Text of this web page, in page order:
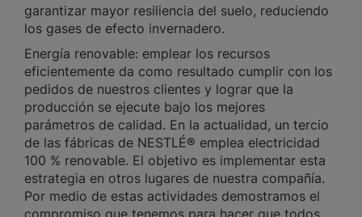
garantizar mayor resiliencia del suelo, reduciendo
los gases de efecto invernadero.
Energía renovable: emplear los recursos
eficientemente da como resultado cumplir con los
pedidos de nuestros clientes y lograr que la
producción se ejecute bajo los mejores
parámetros de calidad. En la actualidad, un tercio
de las fábricas de NESTLÉ® emplea electricidad
100 % renovable. El objetivo es implementar esta
estrategia en otros lugares de nuestra compañía.
Por medio de estas actividades demostramos el